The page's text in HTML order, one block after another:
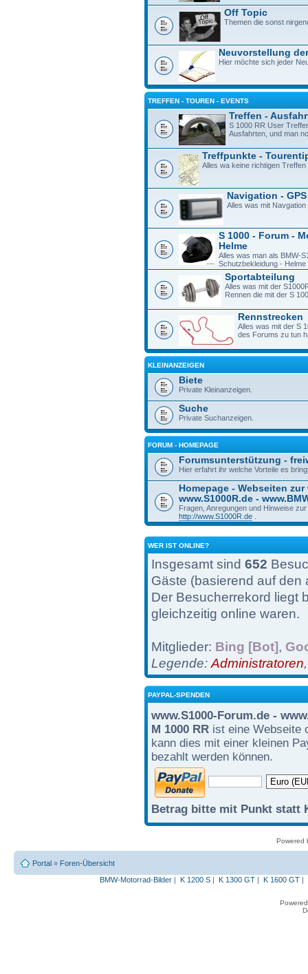
Off Topic
Themen die sonst
Neuvorstellung
Hier möchte sich jeder
TREFFEN - TOUREN - EVENTS
Treffen -
S 1000 RR User
Ausfahrten, und man
Treffpunkte -
Alles wa keine richtigen Treffen
Navigation - GPS
Alles was mit
S 1000 - Forum -
Helme
Alles was man als BMW-
Schutzbekleidung -
Sportabteilung
Alles was mit der
Rennen die mit der S
Rennstrecken
Alles was mit der S
des Forums zu tun
KLEINANZEIGEN
Biete
Private Kleinanzeigen.
Suche
Private Suchanzeigen.
FORUM - HOMEPAGE
Forumsunterstützung -
Hier erfahrt ihr welche Vorteile es
Homepage - Webseiten zur
www.S1000R.de -
Fragen, Anregungen und Hinweise
http://www.S1000R.de
WER IST ONLINE?
Insgesamt sind 652
Gäste (basierend auf den
Der Besucherrekord liegt
gleichzeitig online waren.
Mitglieder: Bing [Bot],
Legende: Administratoren
PAYPAL-SPENDEN
www.S1000-Forum.de -
M 1000 RR ist eine Webseite
kann dies mit einer kleinen
bezahlt werden können.
Betrag bitte mit Punkt statt
Powered
Portal » Foren-Übersicht
BMW-Motorrad-Bilder| K 1200 S| K 1300 GT| K 1600 GT|